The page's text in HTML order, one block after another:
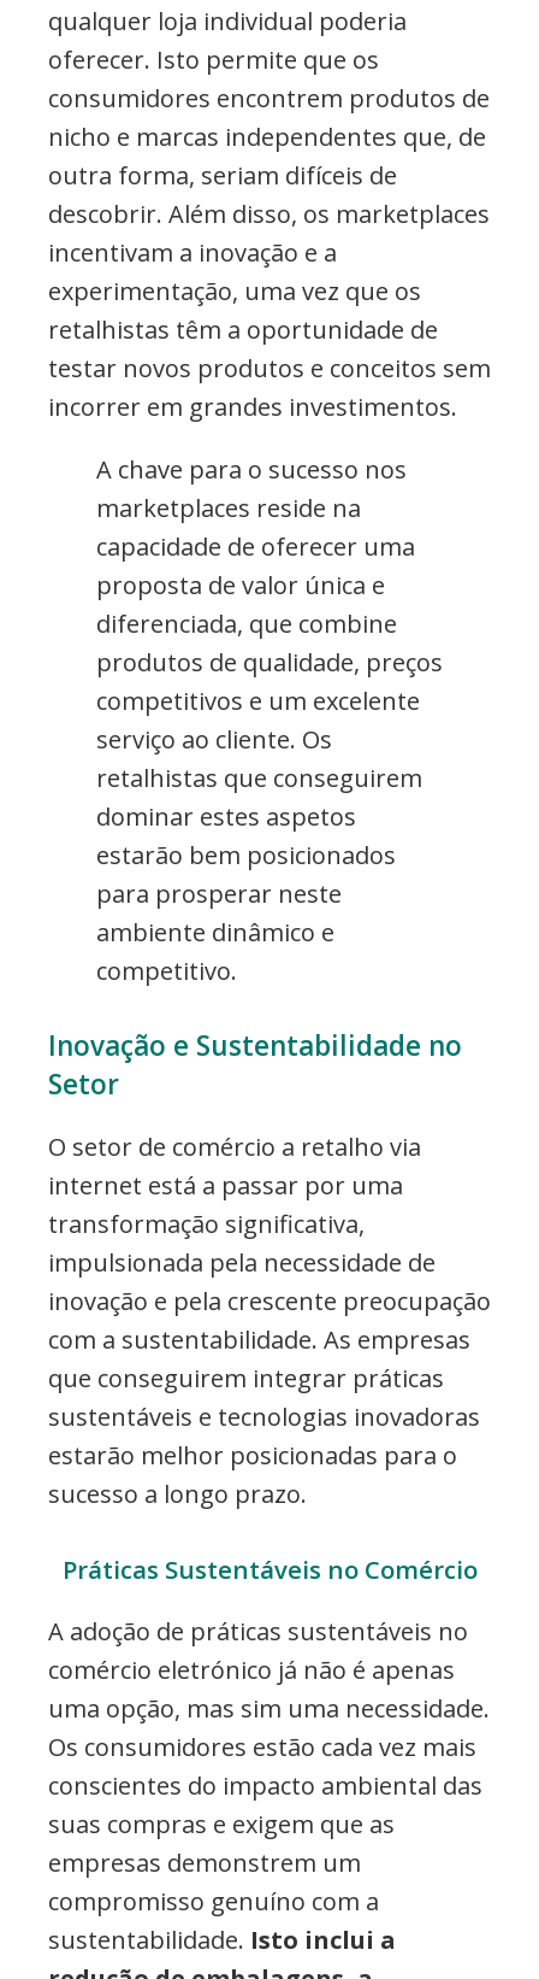
qualquer loja individual poderia
oferecer. Isto permite que os
consumidores encontrem produtos de
nicho e marcas independentes que, de
outra forma, seriam difíceis de
descobrir. Além disso, os marketplaces
incentivam a inovação e a
experimentação, uma vez que os
retalhistas têm a oportunidade de
testar novos produtos e conceitos sem
incorrer em grandes investimentos.
A chave para o sucesso nos
marketplaces reside na
capacidade de oferecer uma
proposta de valor única e
diferenciada, que combine
produtos de qualidade, preços
competitivos e um excelente
serviço ao cliente. Os
retalhistas que conseguirem
dominar estes aspetos
estarão bem posicionados
para prosperar neste
ambiente dinâmico e
competitivo.
Inovação e Sustentabilidade no
Setor
O setor de comércio a retalho via
internet está a passar por uma
transformação significativa,
impulsionada pela necessidade de
inovação e pela crescente preocupação
com a sustentabilidade. As empresas
que conseguirem integrar práticas
sustentáveis e tecnologias inovadoras
estarão melhor posicionadas para o
sucesso a longo prazo.
Práticas Sustentáveis no Comércio
A adoção de práticas sustentáveis no
comércio eletrónico já não é apenas
uma opção, mas sim uma necessidade.
Os consumidores estão cada vez mais
conscientes do impacto ambiental das
suas compras e exigem que as
empresas demonstrem um
compromisso genuíno com a
sustentabilidade. Isto inclui a